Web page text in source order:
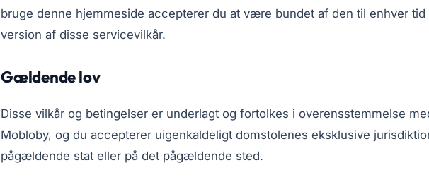
bruge denne hjemmeside accepterer du at være bundet af den til enhver
version af disse servicevilkår.
Gældende lov
Disse vilkår og betingelser er underlagt og fortolkes i overensstemmelse
Mobloby, og du accepterer uigenkaldeligt domstolenes eksklusive
pågældende stat eller på det pågældende sted.